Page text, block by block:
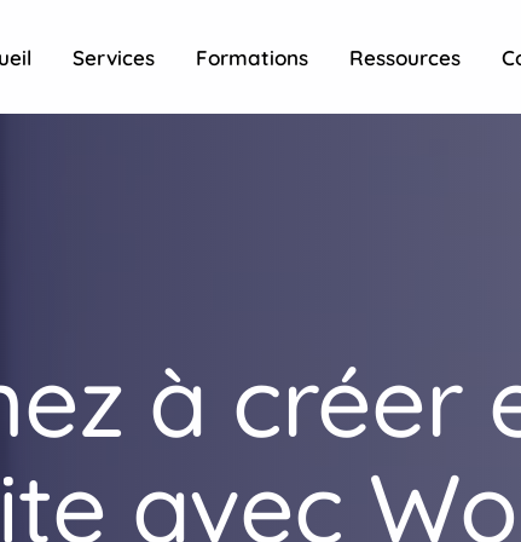
Services Formations Ressources
à créer
avec